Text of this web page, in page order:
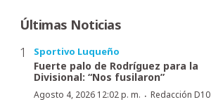
Últimas Noticias
Sportivo Luqueño
Fuerte palo de Rodríguez para la
Divisional: “Nos fusilaron”
Agosto 4, 2026 12:02 p. m. · Redacción D10